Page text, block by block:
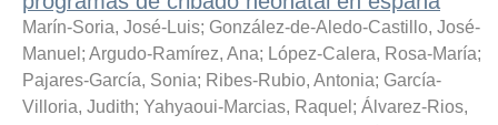
Marín-Soria, José-Luis; González-de-Aledo-Castillo, José-
Manuel ; Argudo-Ramírez, Ana; López-Calera, Rosa-María;
Pajares-García, Sonia; Ribes-Rubio, Antonia; García-
Villoria, Judith; Yahyaoui-Marcias, Raquel ; Álvarez-Rios,